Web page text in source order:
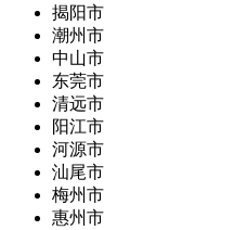
揭阳市
潮州市
中山市
东莞市
清远市
阳江市
河源市
汕尾市
梅州市
惠州市